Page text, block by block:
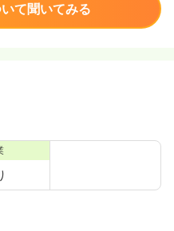
て聞いてみる